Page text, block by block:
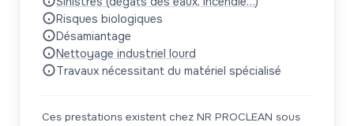
Risques biologiques
Désamiantage
Nettoyage industriel lourd
Travaux nécessitant du matériel spécialisé
Ces prestations existent chez NR PROCLEAN sous